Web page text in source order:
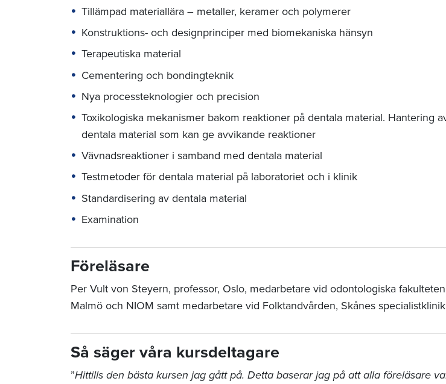
Tillämpad materiallära – metaller, keramer och polymerer
Konstruktions- och designprinciper med biomekaniska hänsyn
Terapeutiska material
Cementering och bondingteknik
Nya processteknologier och precision
Toxikologiska mekanismer bakom reaktioner på dentala material. Hantering
dentala material som kan ge avvikande reaktioner
Vävnadsreaktioner i samband med dentala material
Testmetoder för dentala material på laboratoriet och i klinik
Standardisering av dentala material
Examination
Föreläsare
Per Vult von Steyern, professor, Oslo, medarbetare vid odontologiska
Malmö och NIOM samt medarbetare vid Folktandvården, Skånes
Så säger våra kursdeltagare
”Hittills den bästa kursen jag gått på. Detta baserar jag på att alla föreläsare